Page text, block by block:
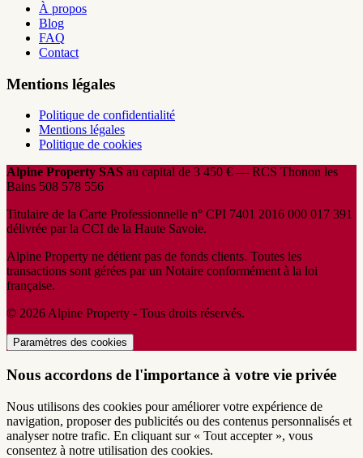
À propos
Blog
FAQ
Contact
Mentions légales
Politique de confidentialité
Mentions légales
Politique de cookies
Alpine Property SAS au capital de 3 450 € — RCS Thonon les
Bains 508 578 556
Titulaire de la Carte Professionnelle n° CPI 7401 2016 000 017 391
délivrée par la CCI de la Haute Savoie.
Alpine Property ne détient pas de fonds clients. Toutes les
transactions sont gérées par un Notaire conformément à la loi
française.
© 2026 Alpine Property - Tous droits réservés.
Paramètres des cookies
Nous accordons de l'importance à votre vie privée
Nous utilisons des cookies pour améliorer votre expérience de
navigation, proposer des publicités ou des contenus personnalisés et
analyser notre trafic. En cliquant sur « Tout accepter », vous
consentez à notre utilisation des cookies.